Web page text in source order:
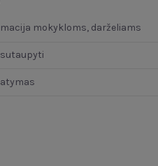
mokykloms, darželiams
sutaupyti